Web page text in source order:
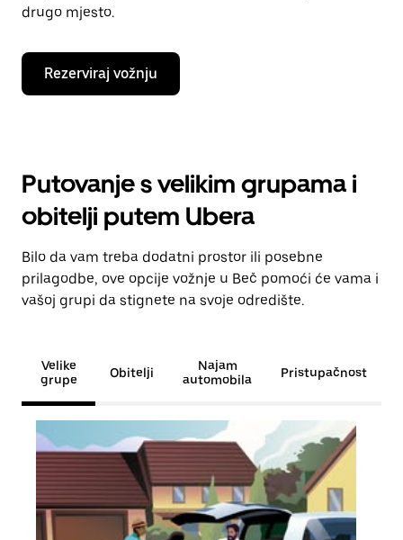
drugo mjesto.
Rezerviraj vožnju
Putovanje s velikim grupama i
obitelji putem Ubera
Bilo da vam treba dodatni prostor ili posebne
prilagodbe, ove opcije vožnje u Beč pomoći će vama i
vašoj grupi da stignete na svoje odredište.
Velike
grupe
Obitelji
Najam
automobila
Pristupačnost